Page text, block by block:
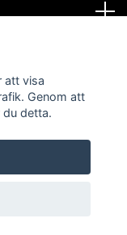
reserved.
att visa
Genom att
detta.